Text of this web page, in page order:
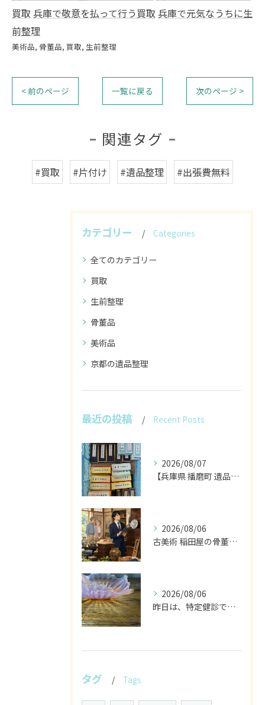
買取 兵庫で敬意を払って行う買取 兵庫で元気なうちに生
前整理
美術品 骨董品 買取 生前整理
< 前のページ 一覧に戻る 次のページ >
関連タグ
#買取 #片付け #遺品整理 #出張費無料
カテゴリー Categories
全てのカテゴリー
買取
生前整理
骨董品
美術品
京都の遺品整理
最近の投稿 Recent Posts
2026/08/07
【兵庫県 播磨町 遺品整理 買取 書道具 墨】
2026/08/06
古美術 稲田屋の骨董家具と遺品整理の目利き
2026/08/06
昨日は、特定健診でした。
タグ Tags